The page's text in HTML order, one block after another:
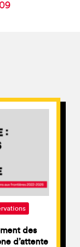
des
d’attente